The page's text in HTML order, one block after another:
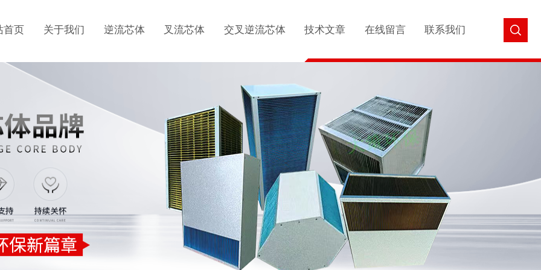
首页 关于我们 逆流芯体 叉流芯体 交叉逆流芯体 技术文章 在线留言 联系我们